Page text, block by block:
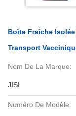
Boîte Fraîche
Transport
Nom De La Marque:
JISI
Numéro De Modèle: